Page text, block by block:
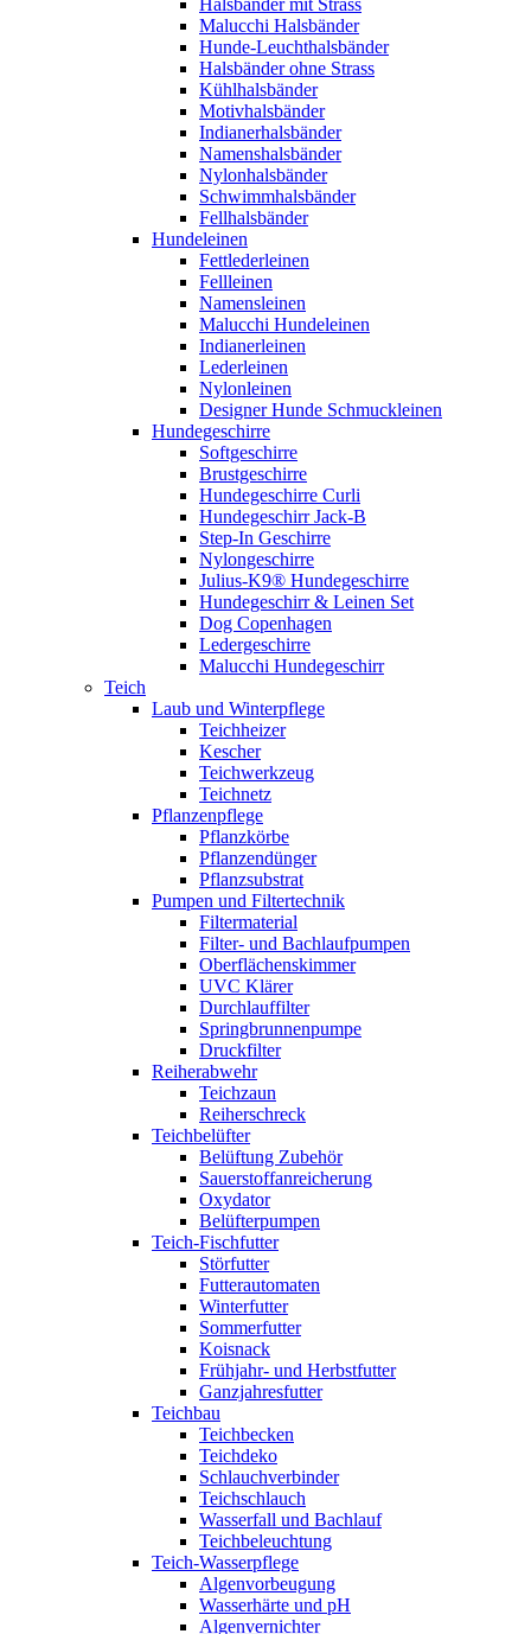
Halsbänder mit Strass
Malucchi Halsbänder
Hunde-Leuchthalsbänder
Halsbänder ohne Strass
Kühlhalsbänder
Motivhalsbänder
Indianerhalsbänder
Namenshalsbänder
Nylonhalsbänder
Schwimmhalsbänder
Fellhalsbänder
Hundeleinen
Fettlederleinen
Fellleinen
Namensleinen
Malucchi Hundeleinen
Indianerleinen
Lederleinen
Nylonleinen
Designer Hunde Schmuckleinen
Hundegeschirre
Softgeschirre
Brustgeschirre
Hundegeschirre Curli
Hundegeschirr Jack-B
Step-In Geschirre
Nylongeschirre
Julius-K9® Hundegeschirre
Hundegeschirr & Leinen Set
Dog Copenhagen
Ledergeschirre
Malucchi Hundegeschirr
Teich
Laub und Winterpflege
Teichheizer
Kescher
Teichwerkzeug
Teichnetz
Pflanzenpflege
Pflanzkörbe
Pflanzendünger
Pflanzsubstrat
Pumpen und Filtertechnik
Filtermaterial
Filter- und Bachlaufpumpen
Oberflächenskimmer
UVC Klärer
Durchlauffilter
Springbrunnenpumpe
Druckfilter
Reiherabwehr
Teichzaun
Reiherschreck
Teichbelüfter
Belüftung Zubehör
Sauerstoffanreicherung
Oxydator
Belüfterpumpen
Teich-Fischfutter
Störfutter
Futterautomaten
Winterfutter
Sommerfutter
Koisnack
Frühjahr- und Herbstfutter
Ganzjahresfutter
Teichbau
Teichbecken
Teichdeko
Schlauchverbinder
Teichschlauch
Wasserfall und Bachlauf
Teichbeleuchtung
Teich-Wasserpflege
Algenvorbeugung
Wasserhärte und pH
Algenvernichter